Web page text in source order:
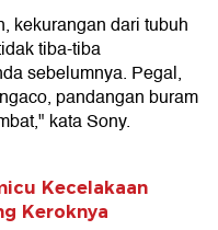
kekurangan dari tubuh
tiba-tiba
sebelumnya. Pegal,
pandangan buram
kata Sony.
Kecelakaan
Keroknya